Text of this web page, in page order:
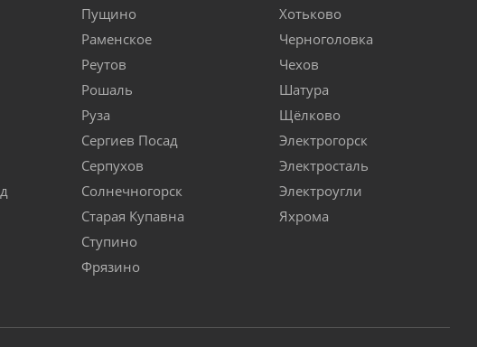
Пущино
Раменское
Реутов
Рошаль
Руза
Сергиев Посад
Серпухов
Солнечногорск
Старая Купавна
Ступино
Фрязино
Хотьково
Черноголовка
Чехов
Шатура
Щёлково
Электрогорск
Электросталь
Электроугли
Яхрома